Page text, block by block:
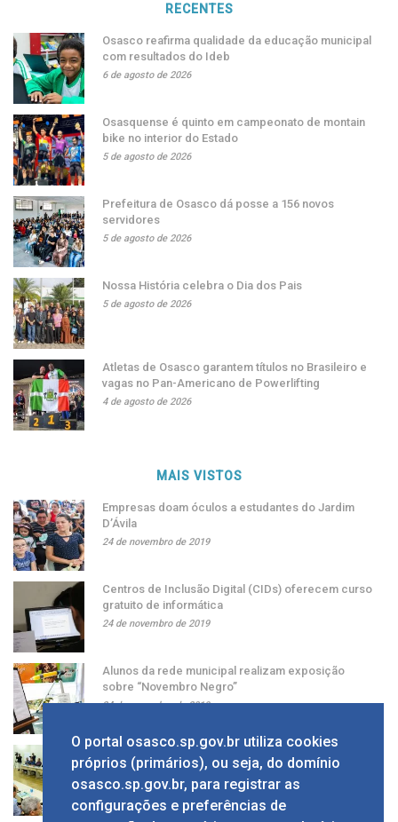
RECENTES
Osasco reafirma qualidade da educação municipal
com resultados do Ideb
6 de agosto de 2026
Osasquense é quinto em campeonato de montain
bike no interior do Estado
5 de agosto de 2026
Prefeitura de Osasco dá posse a 156 novos
servidores
5 de agosto de 2026
Nossa História celebra o Dia dos Pais
5 de agosto de 2026
Atletas de Osasco garantem títulos no Brasileiro e
vagas no Pan-Americano de Powerlifting
4 de agosto de 2026
MAIS VISTOS
Empresas doam óculos a estudantes do Jardim
D’Ávila
24 de novembro de 2019
Centros de Inclusão Digital (CIDs) oferecem curso
gratuito de informática
24 de novembro de 2019
Alunos da rede municipal realizam exposição
sobre “Novembro Negro”
24 de novembro de 2019
Grupo apresenta ao prefeito sugestão de alíquota
única de ISS
24 de novembro de 2019
O portal osasco.sp.gov.br utiliza cookies
próprios (primários), ou seja, do domínio
osasco.sp.gov.br, para registrar as
configurações e preferências de